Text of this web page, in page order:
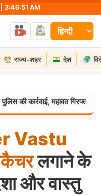
| 3:46:51 AM
राज्य-शहर देश
महावत गिरफ्तार
Vastu
लगाने के
और वास्तु